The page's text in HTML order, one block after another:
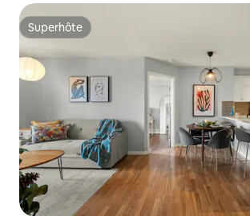
Superhôte
Superhôte